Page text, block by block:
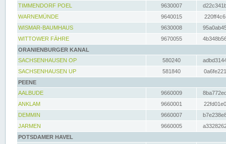
TIMMENDORF POEL
9630007
WARNEMÜNDE
9640015
WISMAR-BAUMHAUS
9630008
WITTOWER FÄHRE
9670055
ORANIENBURGER KANAL
SACHSENHAUSEN OP
580240
SACHSENHAUSEN UP
581840
PEENE
AALBUDE
9660009
ANKLAM
9660001
DEMMIN
9660007
JARMEN
9660005
POTSDAMER HAVEL